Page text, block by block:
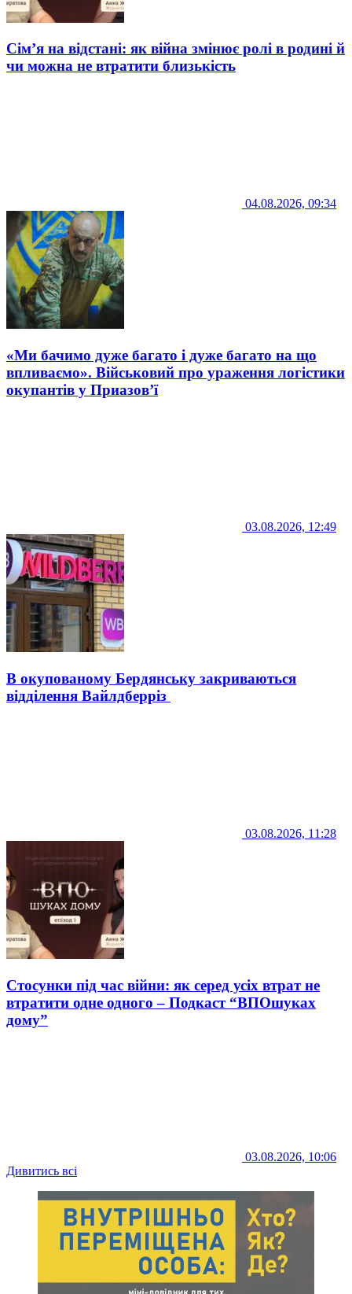
Сім’я на відстані: як війна змінює ролі в родині й
чи можна не втратити близькість
04.08.2026, 09:34
«Ми бачимо дуже багато і дуже багато на що
впливаємо». Військовий про ураження логістики
окупантів у Приазов’ї
03.08.2026, 12:49
В окупованому Бердянську закриваються
відділення Вайлдберріз
03.08.2026, 11:28
Стосунки під час війни: як серед усіх втрат не
втратити одне одного – Подкаст “ВПОшуках
дому”
03.08.2026, 10:06
Дивитись всі